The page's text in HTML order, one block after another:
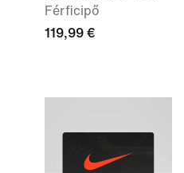
Férficipő
119,99 €